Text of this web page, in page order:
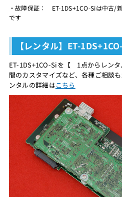
・故障保証： ET-1DS+1CO-Siは中古/
です
【レンタル】ET-
ET-1DS+1CO-Siを【 1点からレン
間のカスタマイズなど、各種ご相談
ンタルの詳細はこちら